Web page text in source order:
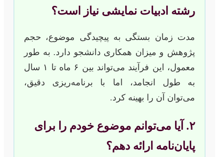
رشته ادبیات نمایشی نیاز است؟
مدت زمان بستگی به پیچیدگی موضوع، حجم
پژوهش و میزان همکاری دانشجو دارد. به طور
معمول، این فرآیند می‌تواند بین ۶ ماه تا ۱ سال
به طول انجامد، اما با برنامه‌ریزی دقیق،
می‌توان آن را بهینه کرد.
۲. آیا می‌توانم موضوع خودم را برای
پایان‌نامه ارائه دهم؟